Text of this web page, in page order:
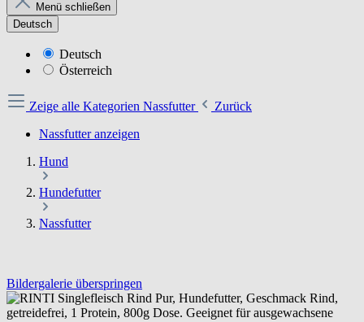
Menü schließen
Deutsch
Deutsch
Österreich
Zeige alle Kategorien Nassfutter
Zurück
Nassfutter anzeigen
Hund
Hundefutter
Nassfutter
Bildergalerie überspringen